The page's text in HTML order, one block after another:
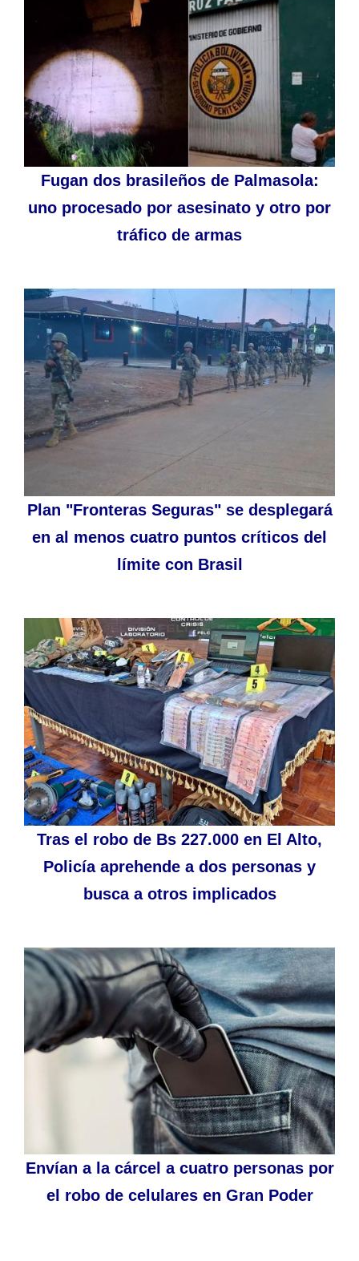
Fugan dos brasileños de Palmasola:
uno procesado por asesinato y otro por
tráfico de armas
Plan "Fronteras Seguras" se desplegará
en al menos cuatro puntos críticos del
límite con Brasil
Tras el robo de Bs 227.000 en El Alto,
Policía aprehende a dos personas y
busca a otros implicados
Envían a la cárcel a cuatro personas por
el robo de celulares en Gran Poder